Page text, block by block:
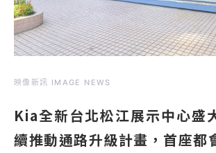
映像新訊 IMAGE NEWS
Kia全新台北松江展示中心盛
續推動通路升級計畫，首座都